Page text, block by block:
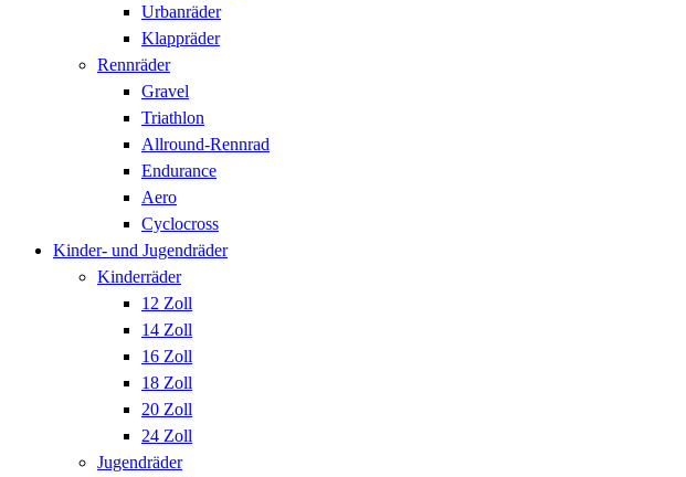
Urbanräder
Klappräder
Rennräder
Gravel
Triathlon
Allround-Rennrad
Endurance
Aero
Cyclocross
Kinder- und Jugendräder
Kinderräder
12 Zoll
14 Zoll
16 Zoll
18 Zoll
20 Zoll
24 Zoll
Jugendräder